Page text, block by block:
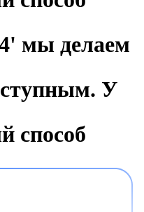
мы делаем
У
способ